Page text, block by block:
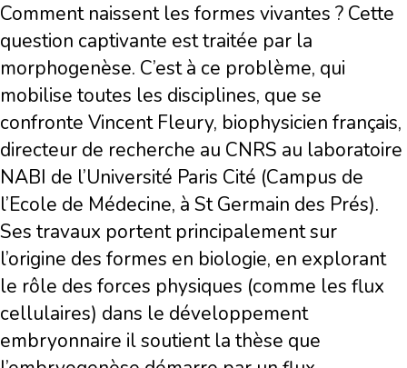
Comment naissent les formes vivantes ? Cette
question captivante est traitée par la
morphogenèse. C’est à ce problème, qui
mobilise toutes les disciplines, que se
confronte Vincent Fleury, biophysicien français,
directeur de recherche au CNRS au laboratoire
NABI de l’Université Paris Cité (Campus de
l’Ecole de Médecine, à St Germain des Prés).
Ses travaux portent principalement sur
l’origine des formes en biologie, en explorant
le rôle des forces physiques (comme les flux
cellulaires) dans le développement
embryonnaire il soutient la thèse que